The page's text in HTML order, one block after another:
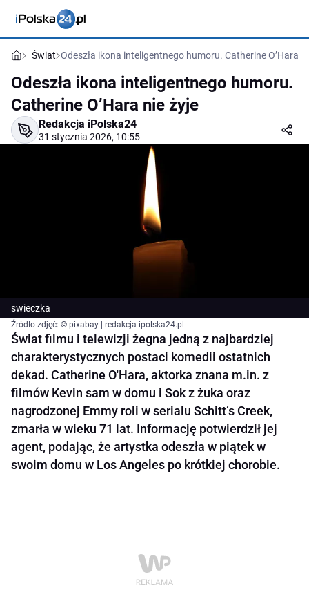
Świat Odeszła ikona inteligentnego humoru. Catherine O’Hara
Odeszła ikona inteligentnego humoru.
Catherine O’Hara nie żyje
Redakcja iPolska24
31 stycznia 2026, 10:55
swieczka
Źródło zdjęć: © pixabay | redakcja ipolska24.pl
Świat filmu i telewizji żegna jedną z najbardziej
charakterystycznych postaci komedii ostatnich
dekad. Catherine O'Hara, aktorka znana m.in. z
filmów Kevin sam w domu i Sok z żuka oraz
nagrodzonej Emmy roli w serialu Schitt’s Creek,
zmarła w wieku 71 lat. Informację potwierdził jej
agent, podając, że artystka odeszła w piątek w
swoim domu w Los Angeles po krótkiej chorobie.